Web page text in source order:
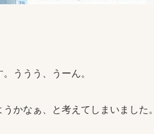
ううう、うーん。
かなぁ、と考えてしまいました。